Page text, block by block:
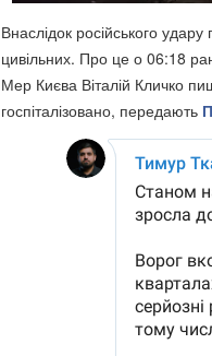
Внаслідок російського
цивільних. Про це о 06:18
Мер Києва Віталій Кличко
госпіталізовано, передають